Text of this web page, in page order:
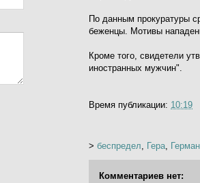
По данным прокуратуры
беженцы. Мотивы
Кроме того, свидетели
иностранных мужчин".
Время публикации: 10:19
> беспредел Гера
Комментариев нет: